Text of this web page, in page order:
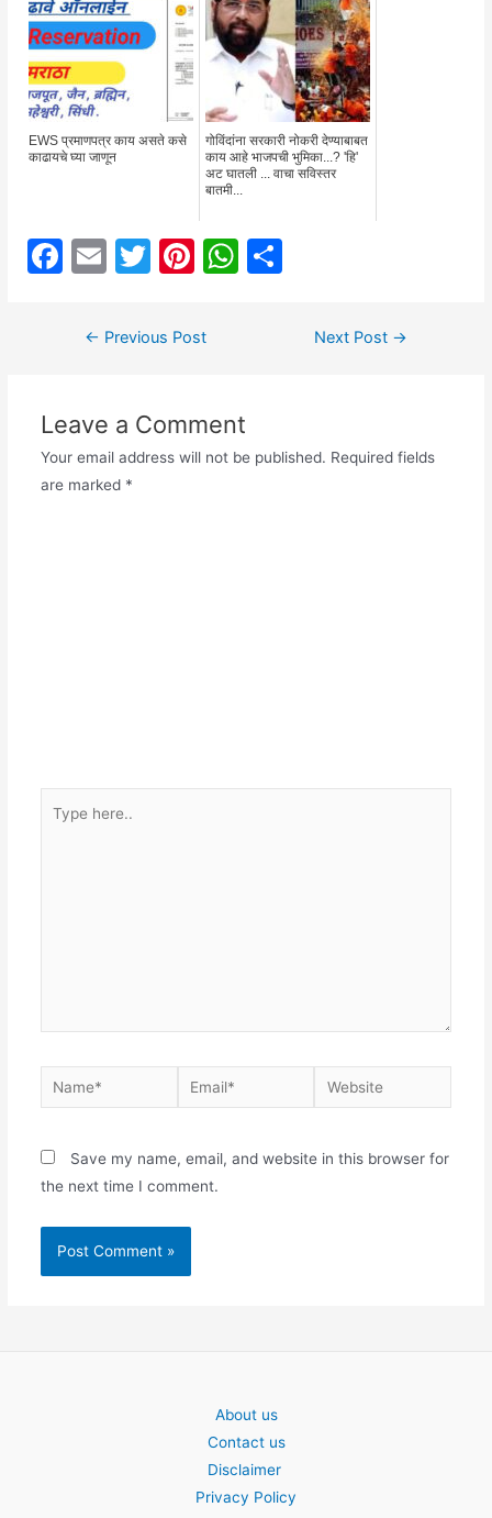
EWS प्रमाणपत्र काय असते कसे
काढायचे घ्या जाणून
गोविंदांना सरकारी नोकरी देण्याबाबत
काय आहे भाजपची भुमिका...? 'हि'
अट घातली ... वाचा सविस्तर
बातमी...
F
o
o
k
E
ai
T
itt
Pi
er
W
p
p
ar
Post← Previous Post Next Post →
Leave a Comment
Your email address will not be published. Required fields
are marked *
here..
Name* Email* Website
Save my name, email, and website in this browser for
the next time I comment.
About us
Contact us
Disclaimer
Privacy Policy